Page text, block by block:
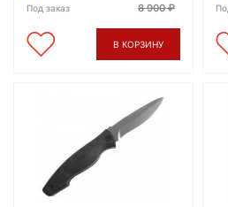
Под заказ 8 900
В КОРЗИНУ